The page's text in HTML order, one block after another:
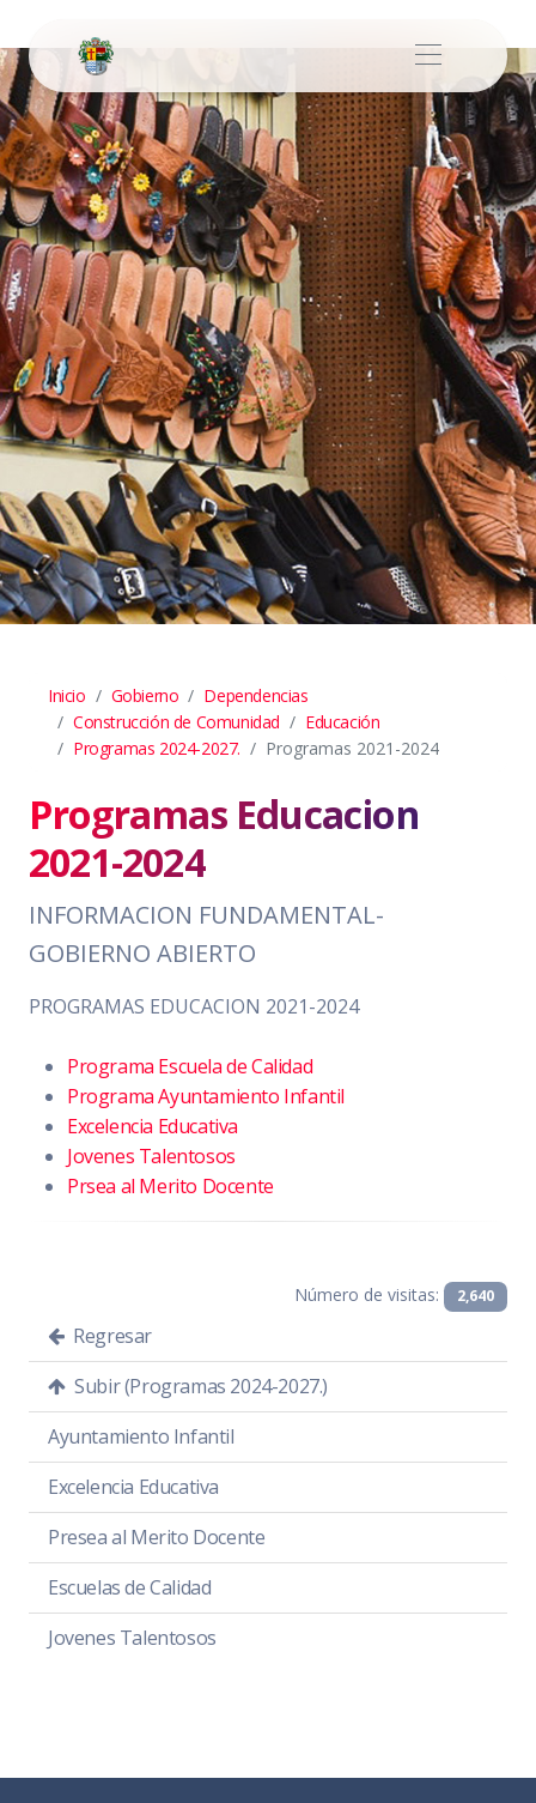
Inicio Gobierno
Dependencias
Construcción de Comunidad
Educación
Programas 2024-2027.
Programas 2021-2024
Programas Educacion
2021-2024
INFORMACION FUNDAMENTAL-
GOBIERNO ABIERTO
PROGRAMAS EDUCACION 2021-2024
Programa Escuela de Calidad
Programa Ayuntamiento Infantil
Excelencia Educativa
Jovenes Talentosos
Prsea al Merito Docente
Número de visitas: 2,640
Regresar
Subir (Programas 2024-2027.)
Ayuntamiento Infantil
Excelencia Educativa
Presea al Merito Docente
Escuelas de Calidad
Jovenes Talentosos